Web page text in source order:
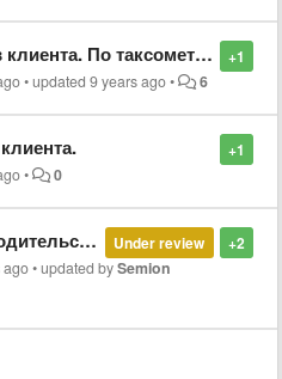
+1
По таксометру
•updated9 years ago• 6
+1
• 0
+2
Under review
хитрость
ago•updated bySemion